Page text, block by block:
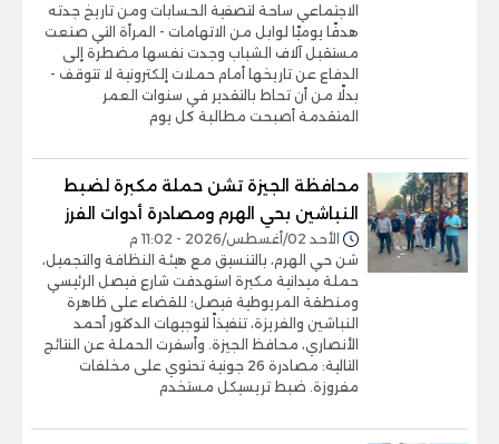
الاجتماعي ساحة لتصفية الحسابات ومن تاريخ جدته
هدفًا يوميًا لوابل من الاتهامات - المرأة التي صنعت
مستقبل آلاف الشباب وجدت نفسها مضطرة إلى
الدفاع عن تاريخها أمام حملات إلكترونية لا تتوقف -
بدلًا من أن تحاط بالتقدير في سنوات العمر
المتقدمة أصبحت مطالبة كل يوم
محافظة الجيزة تشن حملة مكبرة لضبط
النباشين بحي الهرم ومصادرة أدوات الفرز
الأحد 02/أغسطس/2026 - 11:02 م
شن حي الهرم، بالتنسيق مع هيئة النظافة والتجميل،
حملة ميدانية مكبرة استهدفت شارع فيصل الرئيسي
ومنطقة المريوطية فيصل؛ للقضاء على ظاهرة
النباشين والفريزة، تنفيذاً لتوجيهات الدكتور أحمد
الأنصاري، محافظ الجيزة. وأسفرت الحملة عن النتائج
التالية: مصادرة 26 جونية تحتوي على مخلفات
مفروزة. ضبط تريسيكل مستخدم